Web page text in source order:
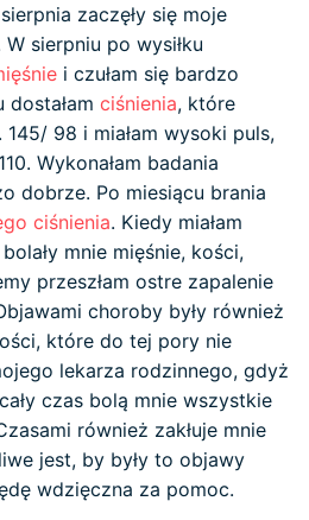
zaczęły się moje
sierpniu po wysiłku
i czułam się bardzo
dostałam ciśnienia, które
98 i miałam wysoki puls,
Wykonałam badania
dobrze. Po miesiącu brania
ciśnienia. Kiedy miałam
mnie mięśnie, kości,
przeszłam ostre zapalenie
choroby były również
które do tej pory nie
lekarza rodzinnego, gdyż
czas bolą mnie wszystkie
również zakłuje mnie
jest, by były to objawy
wdzięczna za pomoc.